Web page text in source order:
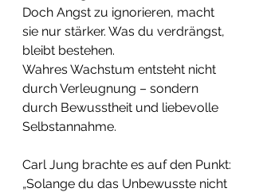
Doch Angst zu ignorieren, macht
sie nur stärker. Was du verdrängst,
bleibt bestehen.
Wahres Wachstum entsteht nicht
durch Verleugnung – sondern
durch Bewusstheit und liebevolle
Selbstannahme.
Carl Jung brachte es auf den Punkt:
„Solange du das Unbewusste nicht